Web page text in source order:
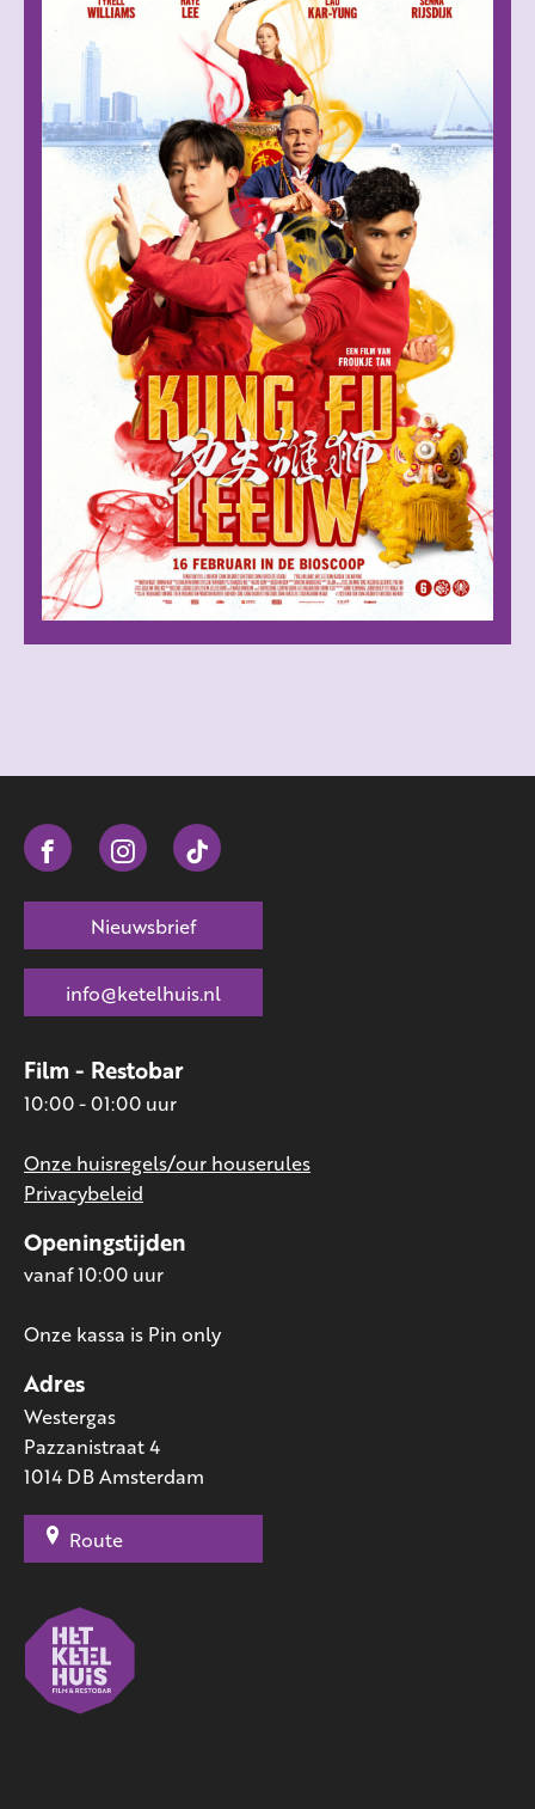
Adres
Westergas
Pazzanistraat 4
1014 DB Amsterdam
Route
Openingstijden
vanaf 10:00 uur
Onze kassa is Pin only
Film - Restobar
10:00 - 01:00 uur
Onze huisregels/our houserules
Privacybeleid
Nieuwsbrief
info@ketelhuis.nl